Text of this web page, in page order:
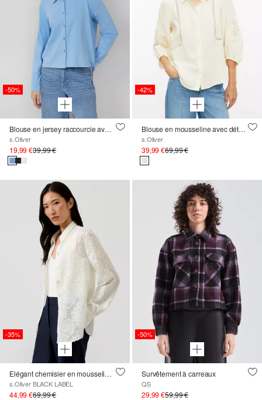
-50%
Blouse en jersey raccourcie avec élastique à l'arrière
s.Oliver
19,99 €39,99 €
-42%
Blouse en mousseline avec détails en dentelle
s.Oliver
39,99 €69,99 €
-35%
Elégant chemisier en mousseline de soie avec motif floral
s.Oliver BLACK LABEL
44,99 €69,99 €
-50%
Survêtement à carreaux
QS
29,99 €59,99 €